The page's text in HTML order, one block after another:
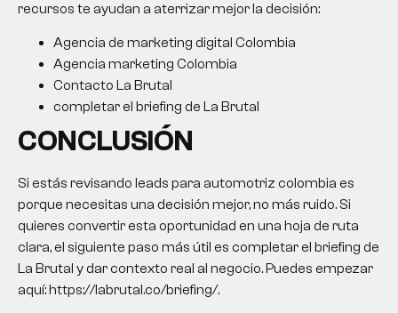
recursos te ayudan a aterrizar mejor la decisión:
Agencia de marketing digital Colombia
Agencia marketing Colombia
Contacto La Brutal
completar el briefing de La Brutal
CONCLUSIÓN
Si estás revisando leads para automotriz colombia es
porque necesitas una decisión mejor, no más ruido. Si
quieres convertir esta oportunidad en una hoja de ruta
clara, el siguiente paso más útil es completar el briefing de
La Brutal y dar contexto real al negocio. Puedes empezar
aquí: https://labrutal.co/briefing/.